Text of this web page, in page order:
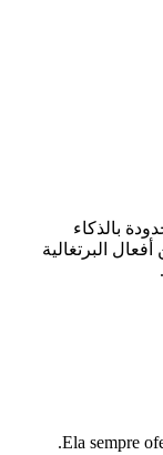
لا محدودة بالذكاء
البرتغالية
Ela sempre